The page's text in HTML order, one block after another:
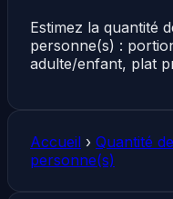
Estimez la quantité
personne(s) :
adulte/enfant, plat
Accueil › Quantité
personne(s)